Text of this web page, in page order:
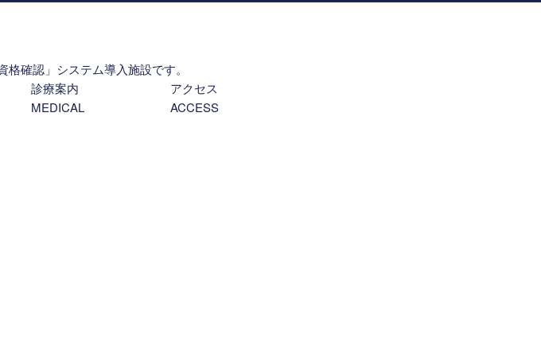
確認」システム導入施設です。
診療案内
MEDICAL
アクセス
ACCESS